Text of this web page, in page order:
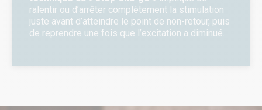
ralentir ou d’arrêter complètement la stimulation
juste avant d’atteindre le point de non-retour, puis
de reprendre une fois que l’excitation a diminué.